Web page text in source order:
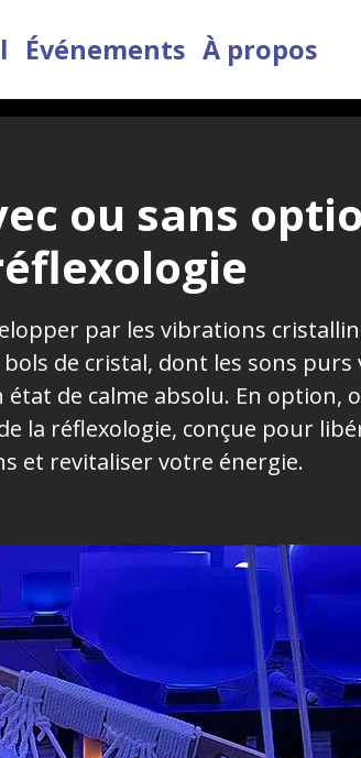
Événements À propos
ou sans
par les vibrations
de cristal, dont les sons purs
de calme absolu. En option,
la réflexologie, conçue pour
et revitaliser votre énergie.